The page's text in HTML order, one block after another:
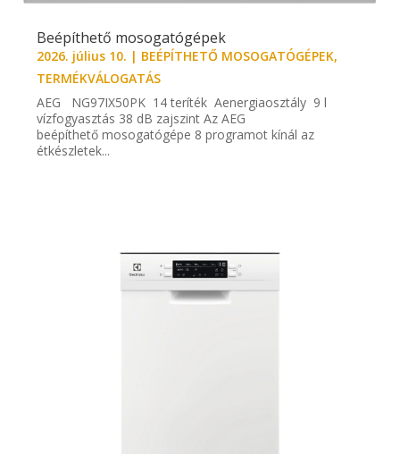
Beépíthető mosogatógépek
2026. július 10. | BEÉPÍTHETŐ MOSOGATÓGÉPEK,
TERMÉKVÁLOGATÁS
AEG NG97IX50PK 14 teríték Aenergiaosztály 9 l
vízfogyasztás 38 dB zajszint Az AEG
beépíthető mosogatógépe 8 programot kínál az
étkészletek...